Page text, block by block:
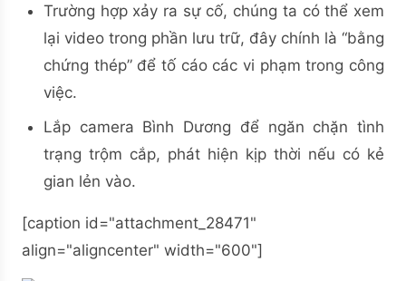
Trường hợp xảy ra sự cố, chúng ta có thể xem
lại video trong phần lưu trữ, đây chính là “bằng
chứng thép” để tố cáo các vi phạm trong công
việc.
Lắp camera Bình Dương để ngăn chặn tình
trạng trộm cắp, phát hiện kịp thời nếu có kẻ
gian lẻn vào.
[caption id="attachment_28471"
align="aligncenter" width="600"]